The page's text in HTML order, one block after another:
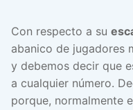
Con respecto a su
abanico de jugadores
y debemos decir que
a cualquier número.
porque, normalmente